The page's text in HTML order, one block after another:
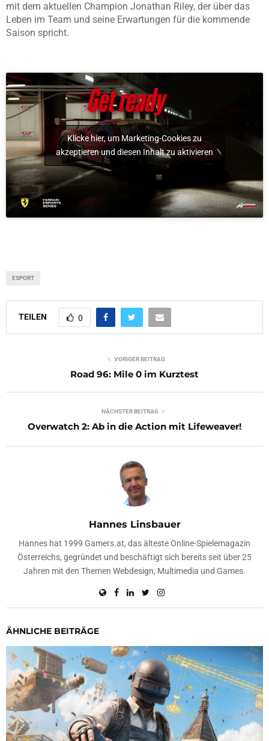
mit dem aktuellen Champion Jonathan Riley, der über das
Leben im Team und seine Erwartungen für die kommende
Saison spricht.
Klicke hier, um Marketing-Cookies zu
akzeptieren und diesen Inhalt zu aktivieren
ESPORT
TEILEN 0
VORIGER BEITRAG
Road 96: Mile 0 im Kurztest
NÄCHSTER BEITRAG
Overwatch 2: Ab in die Action mit Lifeweaver!
Hannes Linsbauer
Hannes hat 1999 Gamers.at, das älteste Online-Spielemagazin
Österreichs, gegründet und beschäftigt sich bereits seit über 25
Jahren mit den Themen Webdesign, Multimedia und Games.
ÄHNLICHE BEITRÄGE